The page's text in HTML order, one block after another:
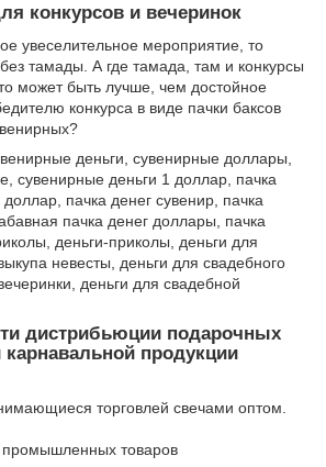
конкурсов и вечеринок
увеселительное мероприятие, то
тамады. А где тамада, там и конкурсы
может быть лучше, чем достойное
конкурса в виде пачки баксов
деньги, сувенирные доллары,
сувенирные деньги 1 доллар, пачка
доллар, пачка денег сувенир, пачка
пачка денег доллары, пачка
деньги-приколы, деньги для
невесты, деньги для свадебного
деньги для свадебной
дистрибьюции подарочных
карнавальной продукции
торговлей свечами оптом.
товаров